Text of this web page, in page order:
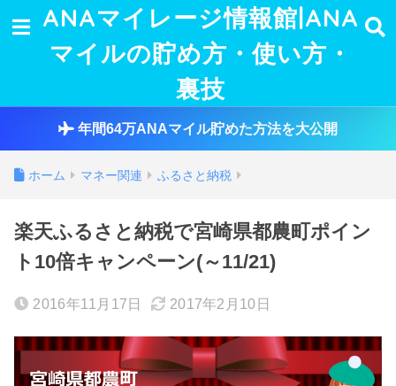
ANAマイレージ情報館|ANA
マイルの貯め方・使い方・
裏技
年間64万ANAマイル貯めた方法を大公開
ホーム マネー関連 ふるさと納税
楽天ふるさと納税で宮崎県都農町ポイン
ト10倍キャンペーン(～11/21)
2016年11月17日 2017年2月10日